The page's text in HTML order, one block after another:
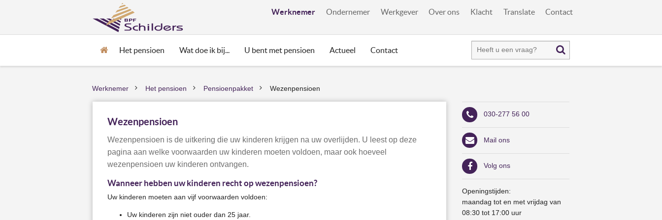
Werknemer Ondernemer Werkgever Over ons Klacht Translate Contact
Het pensioen Wat doe ik bij... U bent met pensioen Actueel Contact
Werknemer
Het pensioen
Pensioenpakket
Wezenpensioen
Wezenpensioen
Wezenpensioen is de uitkering die uw kinderen krijgen na uw overlijden. U leest op deze
pagina aan welke voorwaarden uw kinderen moeten voldoen, maar ook hoeveel
wezenpensioen uw kinderen ontvangen.
Wanneer hebben uw kinderen recht op wezenpensioen?
Uw kinderen moeten aan vijf voorwaarden voldoen:
Uw kinderen zijn niet ouder dan 25 jaar.
030-277 56 00
Mail ons
Volg ons
Openingstijden:
maandag tot en met vrijdag van
08:30 tot 17:00 uur